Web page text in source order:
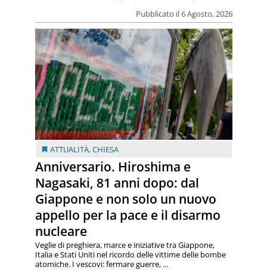
Pubblicato il 6 Agosto, 2026
ATTUALITÀ,CHIESA
Anniversario. Hiroshima e
Nagasaki, 81 anni dopo: dal
Giappone e non solo un nuovo
appello per la pace e il disarmo
nucleare
Veglie di preghiera, marce e iniziative tra Giappone,
Italia e Stati Uniti nel ricordo delle vittime delle bombe
atomiche. I vescovi: fermare guerre, ...